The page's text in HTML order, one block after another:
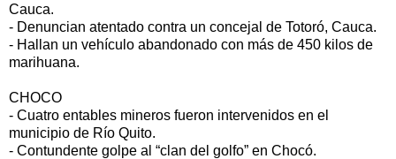
Cauca.
- Denuncian atentado contra un concejal de Totoró, Cauca.
- Hallan un vehículo abandonado con más de 450 kilos de
marihuana.
CHOCO
- Cuatro entables mineros fueron intervenidos en el
municipio de Río Quito.
- Contundente golpe al “clan del golfo” en Chocó.